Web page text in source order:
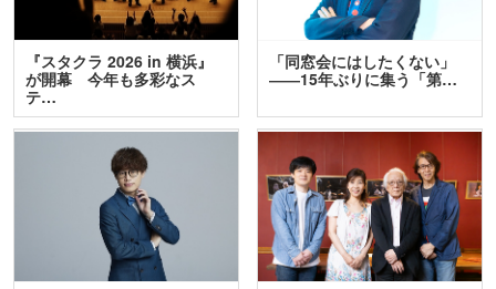
『スタクラ 2026 in 横浜』
が開幕 今年も多彩なス
テ…
「同窓会にはしたくない」
――15年ぶりに集う「第…